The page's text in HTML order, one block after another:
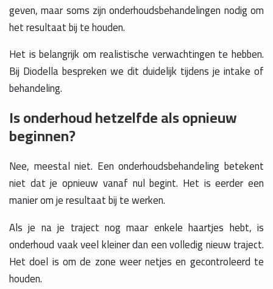
geven, maar soms zijn onderhoudsbehandelingen nodig om
het resultaat bij te houden.
Het is belangrijk om realistische verwachtingen te hebben.
Bij Diodella bespreken we dit duidelijk tijdens je intake of
behandeling.
Is onderhoud hetzelfde als opnieuw
beginnen?
Nee, meestal niet. Een onderhoudsbehandeling betekent
niet dat je opnieuw vanaf nul begint. Het is eerder een
manier om je resultaat bij te werken.
Als je na je traject nog maar enkele haartjes hebt, is
onderhoud vaak veel kleiner dan een volledig nieuw traject.
Het doel is om de zone weer netjes en gecontroleerd te
houden.